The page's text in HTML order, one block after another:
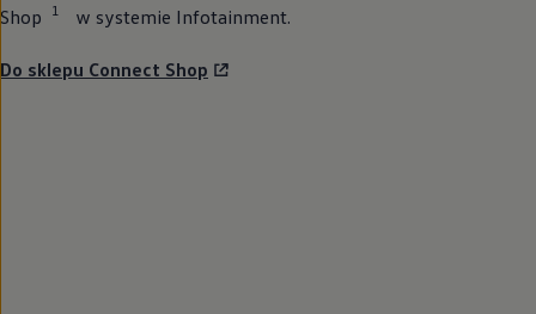
Shop⁠
1 w systemie Infotainment.
Do sklepu Connect Shop